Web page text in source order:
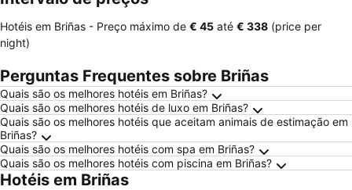
Hotéis em Briñas - Preço máximo de ‎€ 45 até ‎€ 338 (price per
night)
Perguntas Frequentes sobre Briñas
Quais são os melhores hotéis em Briñas?
Quais são os melhores hotéis de luxo em Briñas?
Quais são os melhores hotéis que aceitam animais de estimação em
Briñas?
Quais são os melhores hotéis com spa em Briñas?
Quais são os melhores hotéis com piscina em Briñas?
Hotéis em Briñas